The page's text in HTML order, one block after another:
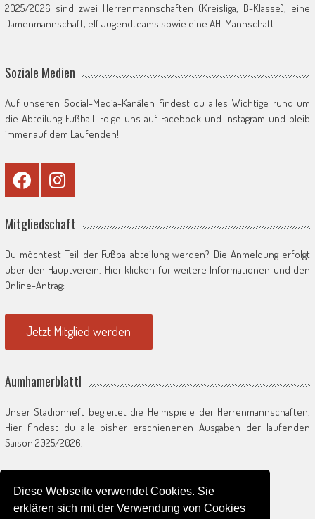
Diese Webseite verwendet Cookies. Sie
erklären sich mit der Verwendung von Cookies
2025/2026 sind zwei Herrenmannschaften (Kreisliga, B-Klasse), eine
Damenmannschaft, elf Jugendteams sowie eine AH-Mannschaft.
Soziale Medien
Auf unseren Social-Media-Kanälen findest du alles Wichtige rund um
die Abteilung Fußball. Folge uns auf Facebook und Instagram und bleib
immer auf dem Laufenden!
Mitgliedschaft
Du möchtest Teil der Fußballabteilung werden? Die Anmeldung erfolgt
über den Hauptverein. Hier klicken für weitere Informationen und den
Online-Antrag:
Jetzt Mitglied werden
Aumhamerblattl
Unser Stadionheft begleitet die Heimspiele der Herrenmannschaften.
Hier findest du alle bisher erschienenen Ausgaben der laufenden
Saison 2025/2026.
Zum Saisonarchiv